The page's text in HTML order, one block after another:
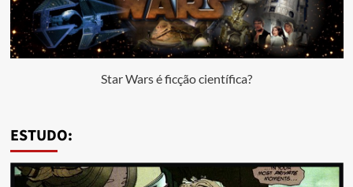
Star Wars é ficção científica?
ESTUDO: